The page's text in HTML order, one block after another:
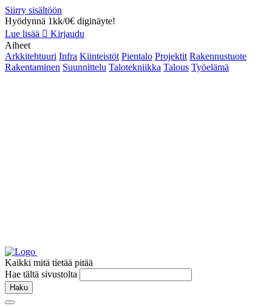
Siirry sisältöön
Hyödynnä 1kk/0€ diginäyte!
Lue lisää
Kirjaudu
Aiheet
Arkkitehtuuri Infra Kiinteistöt Pientalo Projektit Rakennustuote
Rakentaminen Suunnittelu Talotekniikka Talous Työelämä
Kaikki mitä tietää pitää
Hae tältä sivustolta
Haku